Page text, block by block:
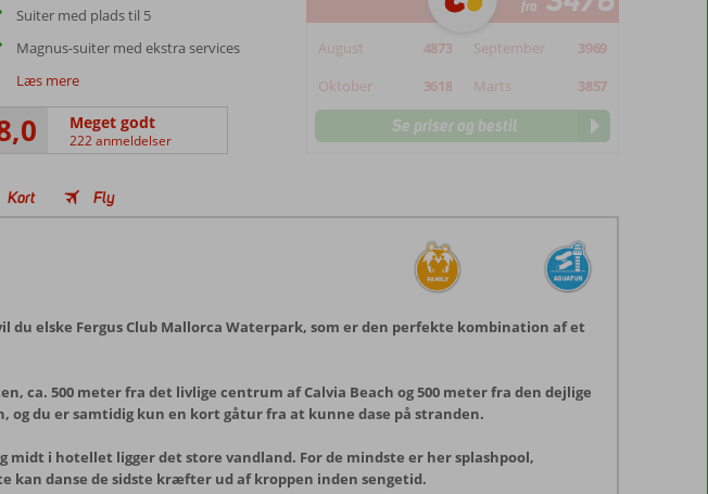
Suiter med plads til 5
Magnus-suiter med ekstra services
Læs mere
Meget godt
222 anmeldelser
fra
August 4873 September
3969
Oktober
3618 Marts 3857
Se priser og bestil
Kort Fly
du elske Fergus Club Mallorca Waterpark, som er den perfekte kombination af et
ca. 500 meter fra det livlige centrum af Calvia Beach og 500 meter fra den dejlige
du er samtidig kun en kort gåtur fra at kunne dase på stranden.
i hotellet ligger det store vandland. For de mindste er her splashpool,
kan danse de sidste kræfter ud af kroppen inden sengetid.